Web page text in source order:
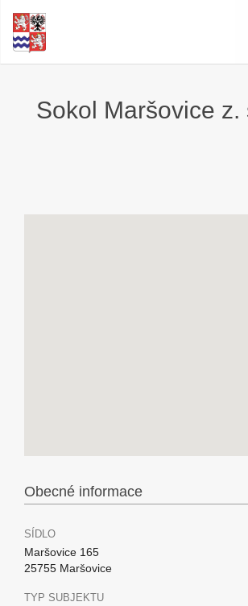
Sokol Maršovice z.
Obecné informace
SÍDLO
Maršovice 165
25755 Maršovice
TYP SUBJEKTU